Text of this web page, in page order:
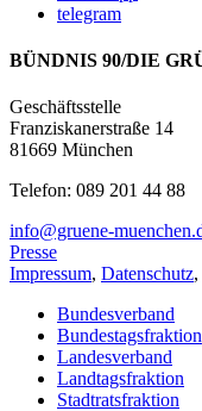
telegram
BÜNDNIS 90/DIE
Geschäftsstelle
Franziskanerstraße 14
81669 München
Telefon: 089 201 44 88
info@gruene-
Presse
Impressum, Datenschutz,
Bundesverband
Bundestagsfraktion
Landesverband
Landtagsfraktion
Stadtratsfraktion